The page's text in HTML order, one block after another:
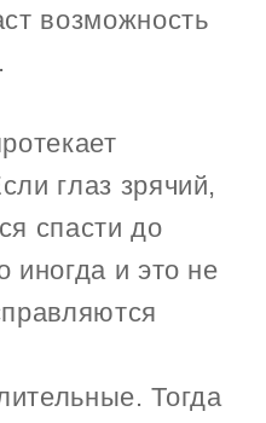
возможность
глаз зрячий,
спасти до
иногда и это не
Тогда